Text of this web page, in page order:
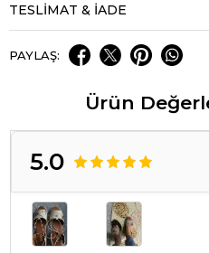
TESLİMAT & İADE
PAYLAŞ:
Ürün
5.0